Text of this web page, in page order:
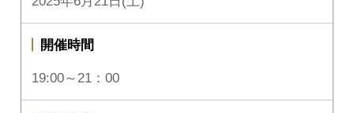
開催時間
19:00～21：00